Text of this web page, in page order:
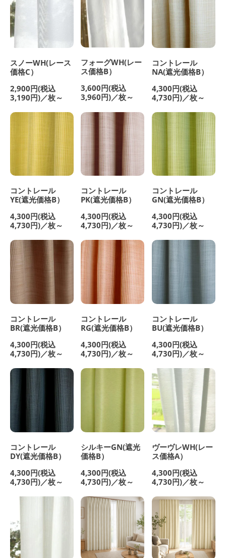
スノーWH(レース
価格C）
2,900円(税込
3,190円)／枚～
フォーグWH(レー
ス価格B）
3,600円(税込
3,960円)／枚～
コントレール
NA(遮光価格B）
4,300円(税込
4,730円)／枚～
コントレール
YE(遮光価格B）
4,300円(税込
4,730円)／枚～
コントレール
PK(遮光価格B）
4,300円(税込
4,730円)／枚～
コントレール
GN(遮光価格B）
4,300円(税込
4,730円)／枚～
コントレール
BR(遮光価格B）
4,300円(税込
4,730円)／枚～
コントレール
RG(遮光価格B）
4,300円(税込
4,730円)／枚～
コントレール
BU(遮光価格B）
4,300円(税込
4,730円)／枚～
コントレール
DY(遮光価格B）
4,300円(税込
4,730円)／枚～
シルキーGN(遮光
価格B）
4,300円(税込
4,730円)／枚～
ヴーヴレWH(レー
ス価格A）
4,300円(税込
4,730円)／枚～